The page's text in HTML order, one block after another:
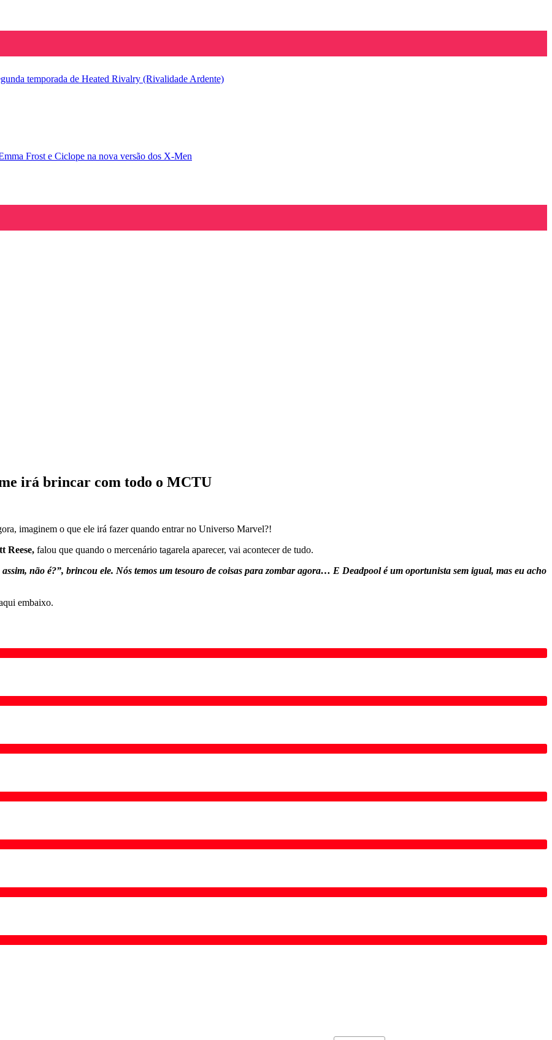
temporada de Heated Rivalry (Rivalidade Ardente)
Frost e Ciclope na nova versão dos X-Men
irá brincar com todo o MCTU
imaginem o que ele irá fazer quando entrar no Universo Marvel?!
Reese, falou que quando o mercenário tagarela aparecer, vai acontecer de tudo.
não é?”, brincou ele. Nós temos um tesouro de coisas para zombar agora… E Deadpoolé um oportunista sem igual, mas eu acho
embaixo.